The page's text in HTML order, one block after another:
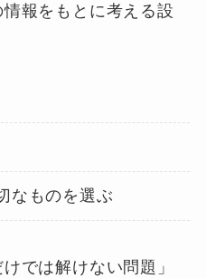
報をもとに考える設
なものを選ぶ
では解けない問題」